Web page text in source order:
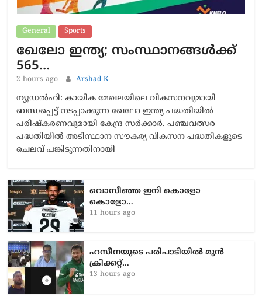
General Sports
ഖേലോ ഇന്ത്യ; സംസ്ഥാനങ്ങൾക്ക്
565…
2 hours ago Arshad K
ന്യൂഡൽഹി: കായിക മേഖലയിലെ വികസനവുമായി
ബന്ധപ്പെട്ട് നടപ്പാക്കുന്ന ഖേലോ ഇന്ത്യ പദ്ധതിയിൽ
പരിഷ്കരണവുമായി കേന്ദ്ര സർക്കാർ. പഞ്ചവത്സര
പദ്ധതിയിൽ അടിസ്ഥാന സൗകര്യ വികസന പദ്ധതികളുടെ
ചെലവ് പങ്കിടുന്നതിനായി
വൊസീഞ്ഞ ഇനി കൊളോ
കൊളോ…
11 hours ago
ഹസീനയുടെ പരിപാടിയിൽ മുൻ
ക്രിക്കറ്റ്…
13 hours ago